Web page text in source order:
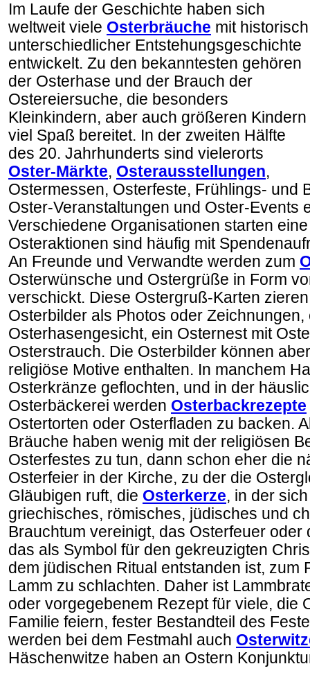
Im Laufe der Geschichte haben sich
weltweit viele Osterbräuche mit historisch
unterschiedlicher Entstehungsgeschichte
entwickelt. Zu den bekanntesten gehören
der Osterhase und der Brauch der
Ostereiersuche, die besonders
Kleinkindern, aber auch größeren Kindern
viel Spaß bereitet. In der zweiten Hälfte
des 20. Jahrhunderts sind vielerorts
Oster-Märkte, Osterausstellungen,
Ostermessen, Osterfeste, Frühlings- und
Oster-Veranstaltungen und Oster-Events
Verschiedene Organisationen starten
Osteraktionen sind häufig mit
An Freunde und Verwandte werden zum
Osterwünsche und Ostergrüße in Form
verschickt. Diese Ostergruß-Karten
Osterbilder als Photos oder Zeichnungen,
Osterhasengesicht, ein Osternest mit
Osterstrauch. Die Osterbilder können
religiöse Motive enthalten. In manchem
Osterkränze geflochten, und in der
Osterbäckerei werden Osterbackrezepte
Ostertorten oder Osterfladen zu backen.
Bräuche haben wenig mit der religiösen
Osterfestes zu tun, dann schon eher die
Osterfeier in der Kirche, zu der die
Gläubigen ruft, die Osterkerze, in der
griechisches, römisches, jüdisches und
Brauchtum vereinigt, das Osterfeuer oder
das als Symbol für den gekreuzigten
dem jüdischen Ritual entstanden ist, zum
Lamm zu schlachten. Daher ist
oder vorgegebenem Rezept für viele, die
Familie feiern, fester Bestandteil des
werden bei dem Festmahl auch
Häschenwitze haben an Ostern